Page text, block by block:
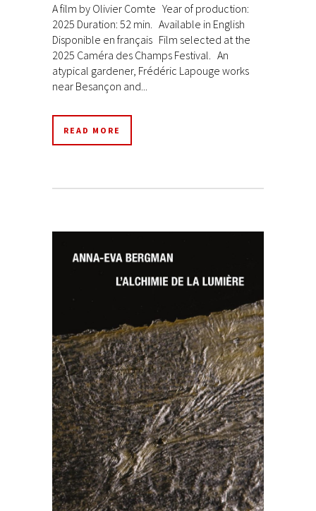
A film by Olivier Comte Year of production:
2025 Duration: 52 min. Available in English
Disponible en français Film selected at the
2025 Caméra des Champs Festival. An
atypical gardener, Frédéric Lapouge works
near Besançon and...
READ MORE